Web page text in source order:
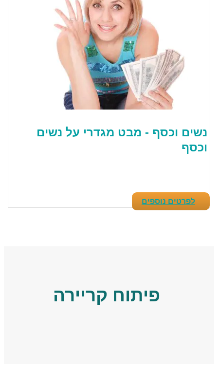
נשים וכסף - מבט מגדרי על נשים
וכסף
לפרטים נוספים
פיתוח קריירה